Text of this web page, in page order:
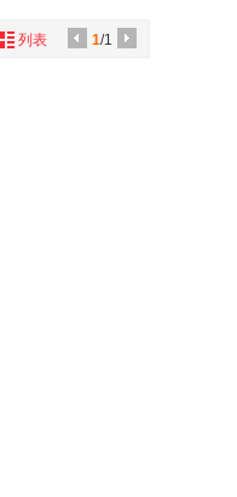
1/1
列表